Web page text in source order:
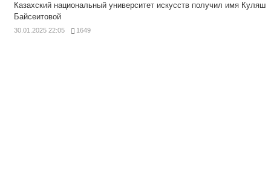
Казахский национальный университет искусств получил имя Куляш
Байсеитовой
30.01.2025 22:05 1649